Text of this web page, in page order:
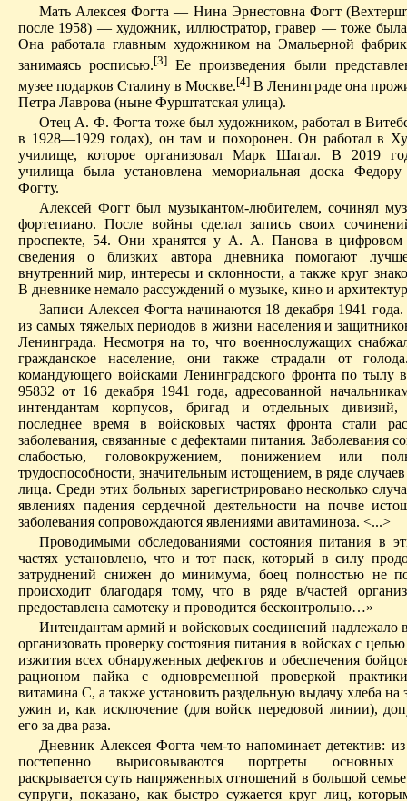
Мать Алексея Фогта — Нина Эрнестовна Фогт
после 1958) — художник, иллюстратор, гравер — тоже
Она работала главным художником на Эмальерной
занимаясь росписью.[3] Ее произведения были
музее подарков Сталину в Москве.[4] В Ленинграде она
Петра Лаврова (ныне Фурштатская улица).
Отец А. Ф. Фогта тоже был художником, работал в
в 1928—1929 годах), он там и похоронен. Он работал в
училище, которое организовал Марк Шагал. В 2019
училища была установлена мемориальная доска
Фогту.
Алексей Фогт был музыкантом-любителем, сочинял
фортепиано. После войны сделал запись своих
проспекте, 54. Они хранятся у А. А. Панова в цифровом
сведения о близких автора дневника помогают
внутренний мир, интересы и склонности, а также круг
В дневнике немало рассуждений о музыке, кино и
Записи Алексея Фогта начинаются 18 декабря 1941
из самых тяжелых периодов в жизни населения и
Ленинграда. Несмотря на то, что военнослужащих
гражданское население, они также страдали от
командующего войсками Ленинградского фронта по тылу
95832 от 16 декабря 1941 года, адресованной
интендантам корпусов, бригад и отдельных дивизий,
последнее время в войсковых частях фронта стали
заболевания, связанные с дефектами питания. Заболевания
слабостью, головокружением, понижением или
трудоспособности, значительным истощением, в ряде
лица. Среди этих больных зарегистрировано несколько
явлениях падения сердечной деятельности на почве
заболевания сопровождаются явлениями авитаминоза. <...>
Проводимыми обследованиями состояния питания в
частях установлено, что и тот паек, который в силу
затруднений снижен до минимума, боец полностью не
происходит благодаря тому, что в ряде в/частей
предоставлена самотеку и проводится бесконтрольно…»
Интендантам армий и войсковых соединений надлежало
организовать проверку состояния питания в войсках с
изжития всех обнаруженных дефектов и обеспечения
рационом пайка с одновременной проверкой
витамина С, а также установить раздельную выдачу хлеба на
ужин и, как исключение (для войск передовой линии),
его за два раза.
Дневник Алексея Фогта чем-то напоминает детектив:
постепенно вырисовываются портреты основных
раскрывается суть напряженных отношений в большой
супруги, показано, как быстро сужается круг лиц,